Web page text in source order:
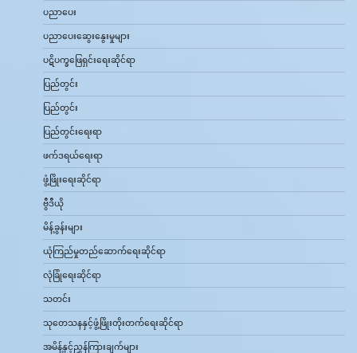
ပညာပေး
ပညာပေးဆွေးနွေးမှုများ
ပဋိပက္ခဖြေရှင်းရေးဆိုင်ရာ
ပြည်တွင်း
ပြည်တွင်း
ပြည်တွင်းရေးရာ
ဖက်ဒရယ်ရေးရာ
ဖွံ့ဖြိုးရေးဆိုင်ရာ
ဗွီဒီယို
မိန့်ခွန်းများ
ယုံကြည်မှုတည်ဆောက်ရေးဆိုင်ရာ
လုံခြုံရေးဆိုင်ရာ
သတင်း
သုတေသနနှင့်ဖွံ့ဖြိုးတိုးတက်ရေးဆိုင်ရာ
အမိန့်နှင့်ညွှန်ကြားချက်များ